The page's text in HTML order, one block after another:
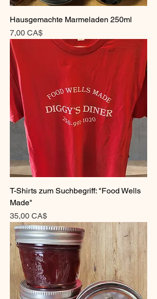
Hausgemachte Marmeladen 250ml
Preis
7,00 CA$
T-Shirts zum Suchbegriff: "Food Wells
Made"
Preis
35,00 CA$